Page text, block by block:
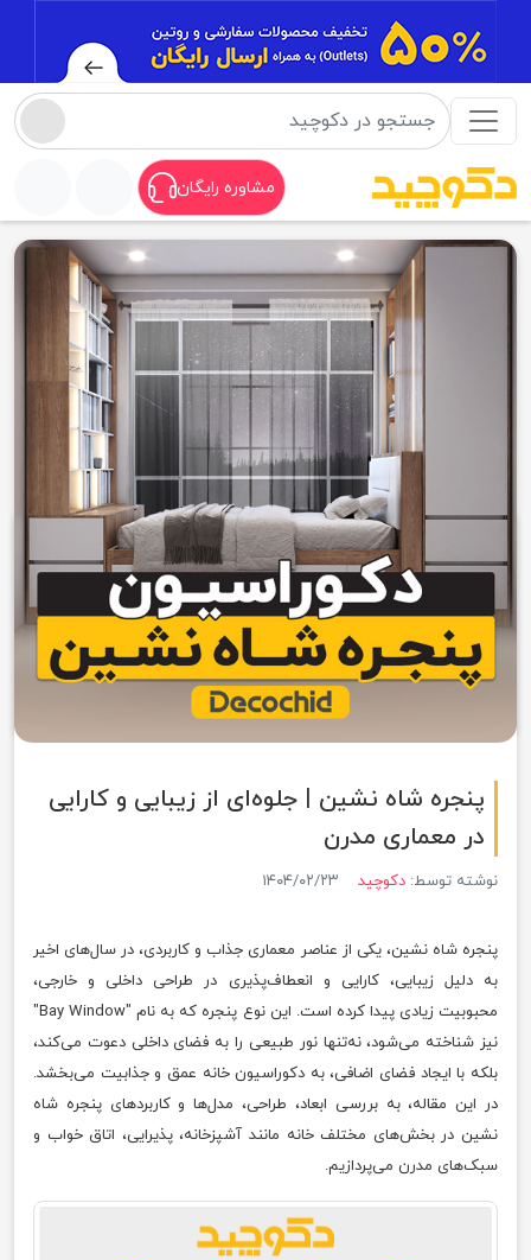
مشاوره رایگان
پنجره شاه‌ نشین | جلوه‌ای از زیبایی و کارایی
در معماری مدرن
نوشته توسط: دکوچید ۱۴۰۴/۰۲/۲۳
پنجره شاه‌ نشین، یکی از عناصر معماری جذاب و کاربردی، در سال‌های اخیر
به دلیل زیبایی، کارایی و انعطاف‌پذیری در طراحی داخلی و خارجی،
محبوبیت زیادی پیدا کرده است. این نوع پنجره که به نام "Bay Window"
نیز شناخته می‌شود، نه‌تنها نور طبیعی را به فضای داخلی دعوت می‌کند،
بلکه با ایجاد فضای اضافی، به دکوراسیون خانه عمق و جذابیت می‌بخشد.
در این مقاله، به بررسی ابعاد، طراحی، مدل‌ها و کاربردهای پنجره شاه‌
نشین در بخش‌های مختلف خانه مانند آشپزخانه، پذیرایی، اتاق خواب و
سبک‌های مدرن می‌پردازیم.